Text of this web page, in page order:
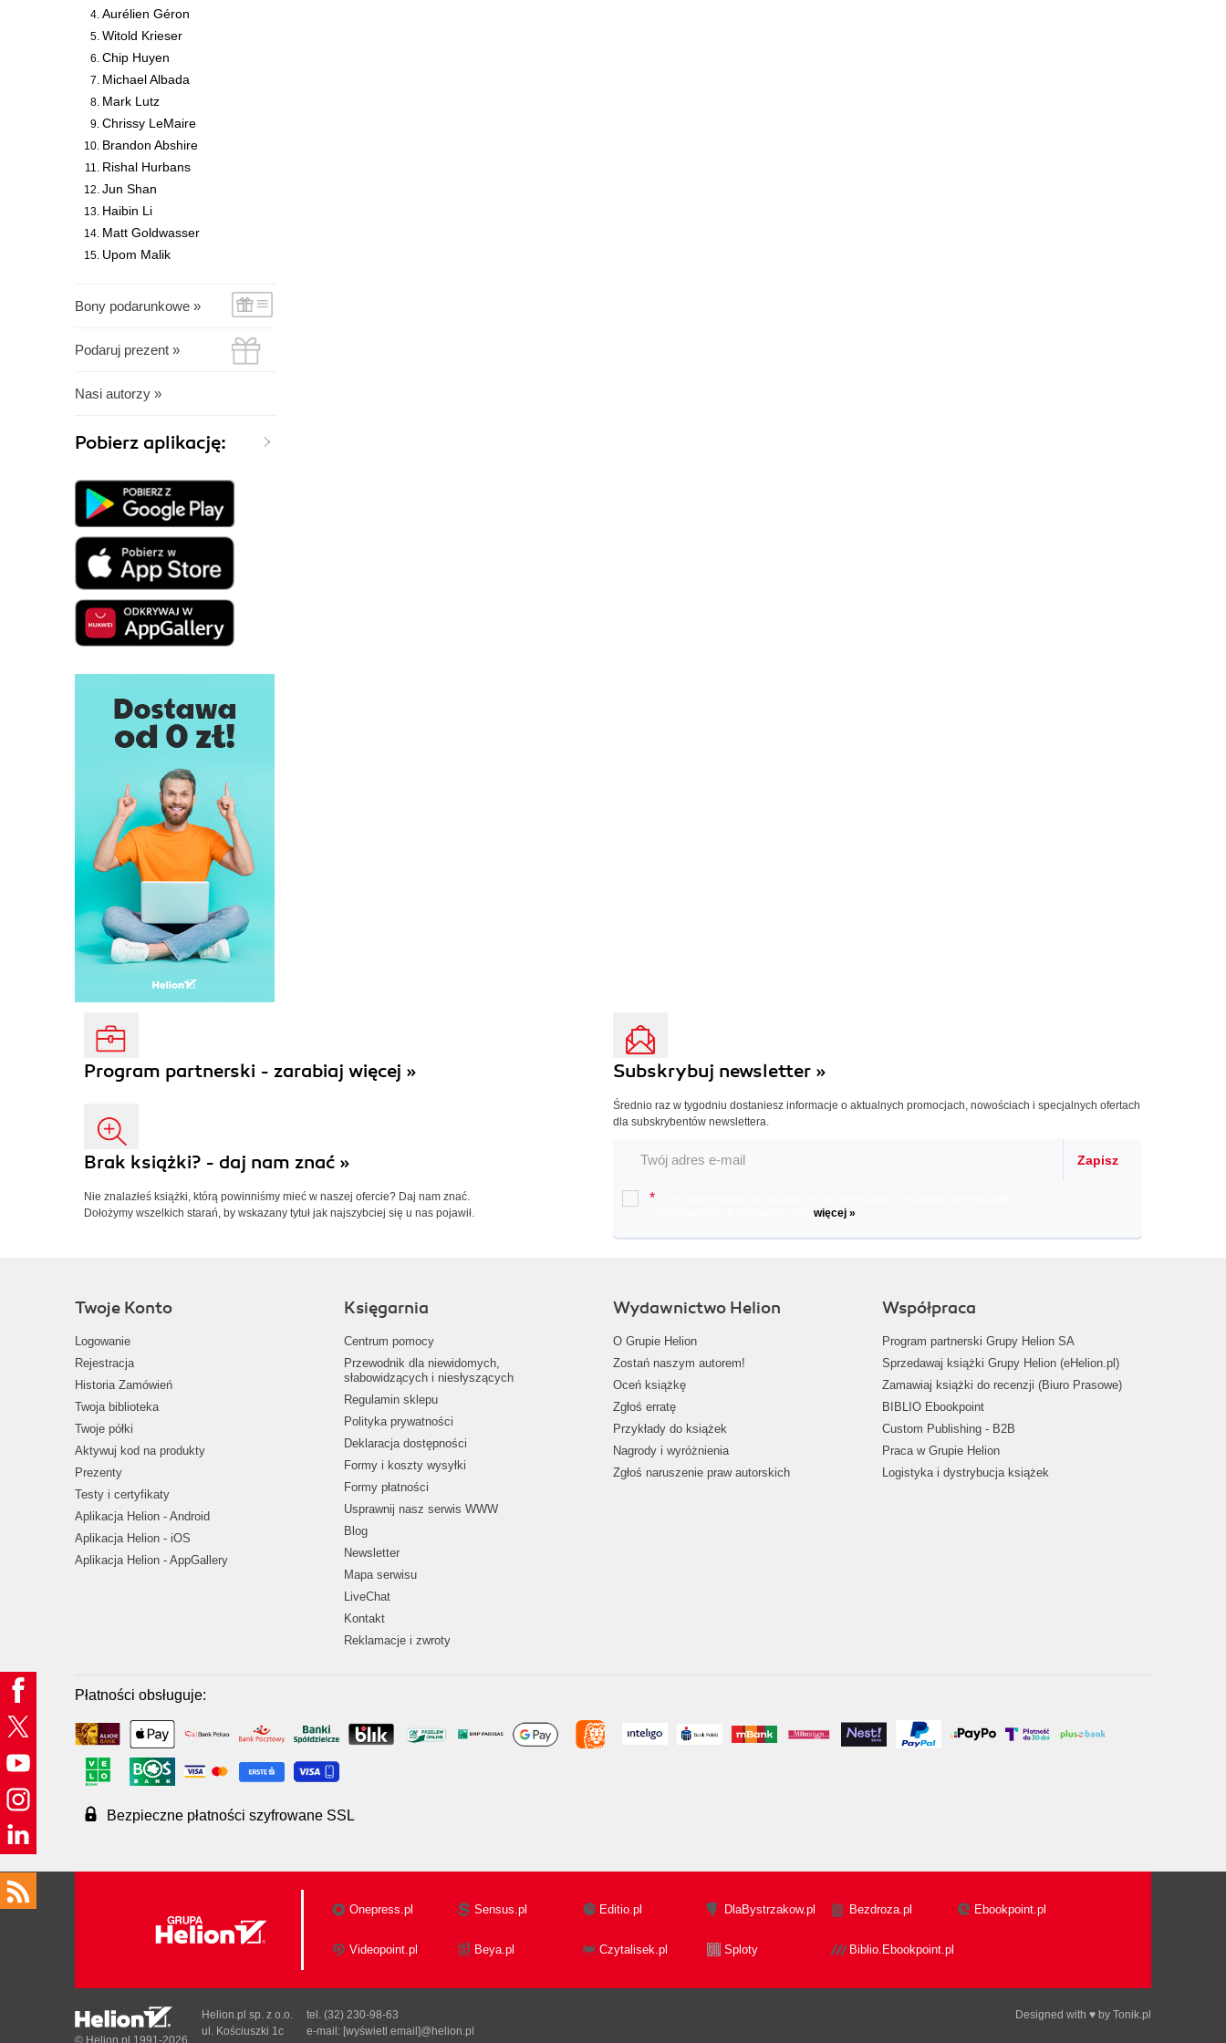
Aurélien Géron
Witold Krieser
Chip Huyen
Michael Albada
Mark Lutz
Chrissy LeMaire
Brandon Abshire
Rishal Hurbans
Jun Shan
Haibin Li
Matt Goldwasser
Upom Malik
Bony podarunkowe »
Podaruj prezent »
Nasi autorzy »
Pobierz aplikację:
Program partnerski - zarabiaj więcej »
Brak książki? - daj nam znać »
Nie znalazłeś książki, którą powinniśmy mieć w naszej ofercie? Daj nam znać.
Dołożymy wszelkich starań, by wskazany tytuł jak najszybciej się u nas pojawił.
Subskrybuj newsletter »
Średnio raz w tygodniu dostaniesz informacje o aktualnych promocjach, nowościach i specjalnych ofertach
dla subskrybentów newslettera.
Zapisz
*
więcej »
Twoje Konto
Logowanie
Rejestracja
Historia Zamówień
Twoja biblioteka
Twoje półki
Aktywuj kod na produkty
Prezenty
Testy i certyfikaty
Aplikacja Helion - Android
Aplikacja Helion - iOS
Aplikacja Helion - AppGallery
Księgarnia
Centrum pomocy
Przewodnik dla niewidomych,
słabowidzących i niesłyszących
Regulamin sklepu
Polityka prywatności
Deklaracja dostępności
Formy i koszty wysyłki
Formy płatności
Usprawnij nasz serwis WWW
Blog
Newsletter
Mapa serwisu
LiveChat
Kontakt
Reklamacje i zwroty
Wydawnictwo Helion
O Grupie Helion
Zostań naszym autorem!
Oceń książkę
Zgłoś erratę
Przykłady do książek
Nagrody i wyróżnienia
Zgłoś naruszenie praw autorskich
Współpraca
Program partnerski Grupy Helion SA
Sprzedawaj książki Grupy Helion (eHelion.pl)
Zamawiaj książki do recenzji (Biuro Prasowe)
BIBLIO Ebookpoint
Custom Publishing - B2B
Praca w Grupie Helion
Logistyka i dystrybucja książek
Płatności obsługuje:
Bezpieczne płatności szyfrowane SSL
Onepress.pl Sensus.pl Editio.pl DlaBystrzakow.pl Bezdroza.pl Ebookpoint.pl
Videopoint.pl Beya.pl Czytalisek.pl Sploty Biblio.Ebookpoint.pl
Designed with ♥ by Tonik.pl
© Helion.pl 1991-2026
Helion.pl sp. z o.o.
ul. Kościuszki 1c
tel. (32) 230-98-63
e-mail: [wyświetl email]@helion.pl